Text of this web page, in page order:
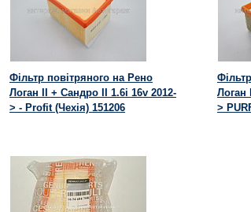
Фільтр повітряного на Рено
Логан II + Сандро II 1.6i 16v 2012-
> - Profit (Чехія) 151206
Логан
>